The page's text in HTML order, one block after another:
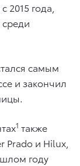
2015 года,
самым
и закончил
1 также
Prado и Hilux,
году